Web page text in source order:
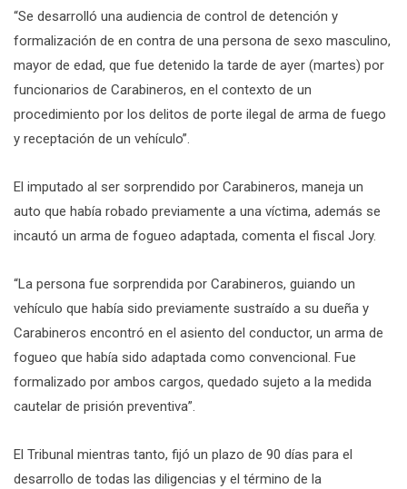
“Se desarrolló una audiencia de control de detención y
formalización de en contra de una persona de sexo masculino,
mayor de edad, que fue detenido la tarde de ayer (martes) por
funcionarios de Carabineros, en el contexto de un
procedimiento por los delitos de porte ilegal de arma de fuego
y receptación de un vehículo”.
El imputado al ser sorprendido por Carabineros, maneja un
auto que había robado previamente a una víctima, además se
incautó un arma de fogueo adaptada, comenta el fiscal Jory.
“La persona fue sorprendida por Carabineros, guiando un
vehículo que había sido previamente sustraído a su dueña y
Carabineros encontró en el asiento del conductor, un arma de
fogueo que había sido adaptada como convencional. Fue
formalizado por ambos cargos, quedado sujeto a la medida
cautelar de prisión preventiva”.
El Tribunal mientras tanto, fijó un plazo de 90 días para el
desarrollo de todas las diligencias y el término de la